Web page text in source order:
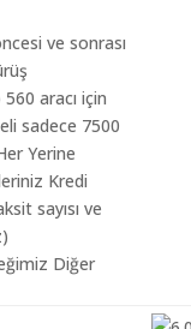
ve sonrası
aracı için
sadece 7500
Yerine
Kredi
sayısı ve
Diğer